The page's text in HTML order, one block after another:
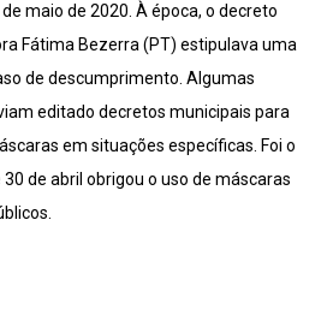
maio de 2020. À época, o decreto
Fátima Bezerra (PT) estipulava uma
de descumprimento. Algumas
editado decretos municipais para
em situações específicas. Foi o
de abril obrigou o uso de máscaras